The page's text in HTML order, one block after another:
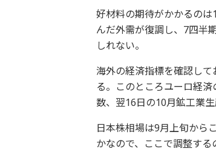
好材料の期待がかかるの
んだ外需が復調し、7四半
しれない。
海外の経済指標を確認し
る。このところユーロ経
数、翌16日の10月鉱工業
日本株相場は9月上旬から
かなので、ここで調整す